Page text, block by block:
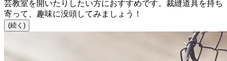
芸教室を開いたりしたい方におすすめです。裁縫道具を持ち
寄って、趣味に没頭してみましょう！
(続く)